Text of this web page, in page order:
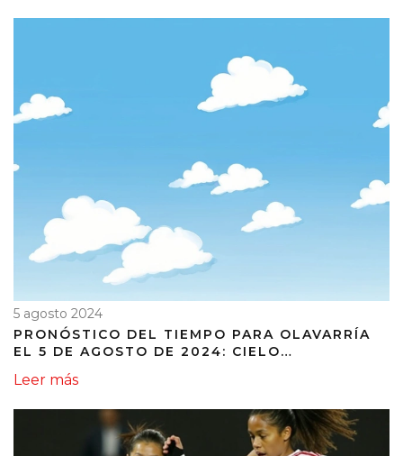
5 agosto 2024
PRONÓSTICO DEL TIEMPO PARA OLAVARRÍA
EL 5 DE AGOSTO DE 2024: CIELO
NORESTE
Leer más